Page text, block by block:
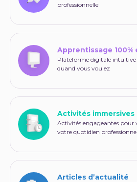
professionnelle
Apprentissage 100%
Plateforme digitale
quand vous voulez
Activités immersives
Activités engageantes pour
votre quotidien professionnel
Articles d’actualité